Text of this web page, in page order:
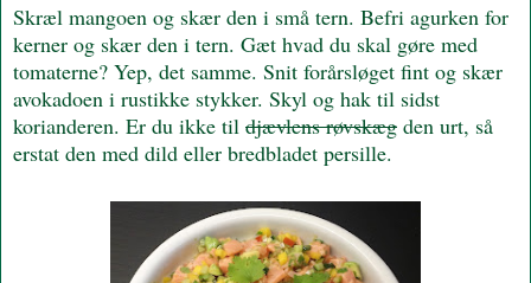
Skræl mangoen og skær den i små tern. Befri agurken for
kerner og skær den i tern. Gæt hvad du skal gøre med
tomaterne? Yep, det samme. Snit forårsløget fint og skær
avokadoen i rustikke stykker. Skyl og hak til sidst
korianderen. Er du ikke til djævlens røvskæg den urt, så
erstat den med dild eller bredbladet persille.